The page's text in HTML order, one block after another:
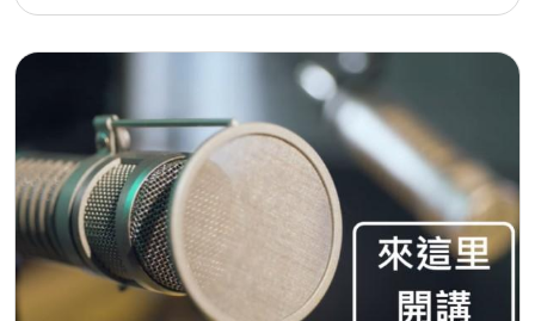
長分享里內多樣得˙特色美食及提供萬華區數十個里的
里長 共同推動的食物銀行的特色也希望大家共襄盛舉